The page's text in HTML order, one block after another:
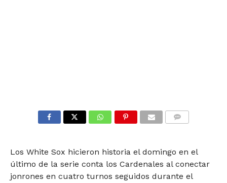
Los White Sox hicieron historia el domingo en el
último de la serie conta los Cardenales al conectar
jonrones en cuatro turnos seguidos durante el